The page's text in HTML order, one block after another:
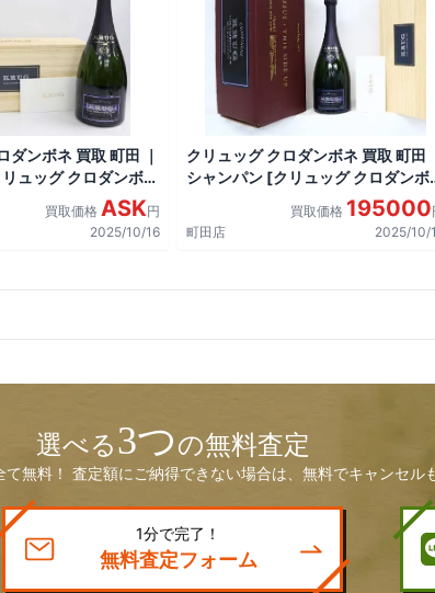
ダンボネ 買取 町田 ｜
ュッグ クロダンボ
買取価格 ASK円
2025/10/16
クリュッグ クロダンボネ 買取 町田
シャンパン [クリュッグ クロダンボ
買取価格 195000
町田店
2025/10/
選べる3つの無料査定
無料！ 査定額にご納得できない場合は、無料でキャンセ
1分で完了！
無料査定フォーム